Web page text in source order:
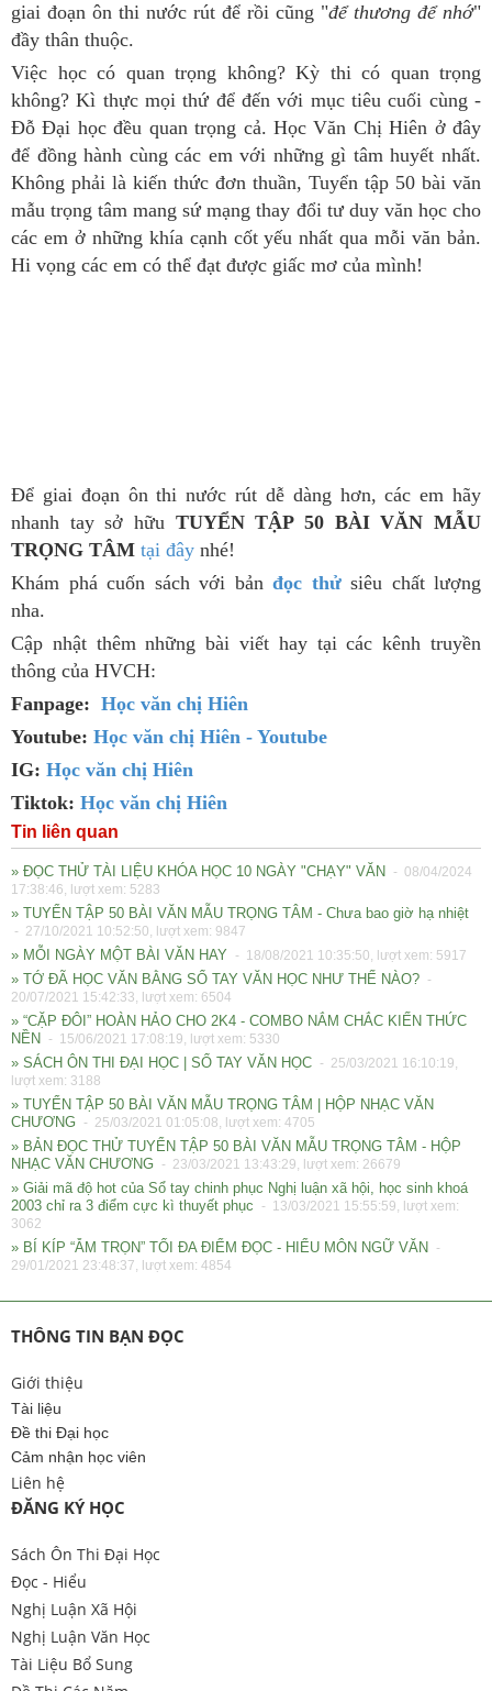
giai đoạn ôn thi nước rút để rồi cũng "để thương để nhớ"
đầy thân thuộc.
Việc học có quan trọng không? Kỳ thi có quan trọng
không? Kì thực mọi thứ để đến với mục tiêu cuối cùng -
Đỗ Đại học đều quan trọng cả. Học Văn Chị Hiên ở đây
để đồng hành cùng các em với những gì tâm huyết nhất.
Không phải là kiến thức đơn thuần, Tuyển tập 50 bài văn
mẫu trọng tâm mang sứ mạng thay đổi tư duy văn học cho
các em ở những khía cạnh cốt yếu nhất qua mỗi văn bản.
Hi vọng các em có thể đạt được giấc mơ của mình!
Để giai đoạn ôn thi nước rút dễ dàng hơn, các em hãy
nhanh tay sở hữu TUYỂN TẬP 50 BÀI VĂN MẪU
TRỌNG TÂM tại đây nhé!
Khám phá cuốn sách với bản đọc thửsiêu chất lượng
nha.
Cập nhật thêm những bài viết hay tại các kênh truyền
thông của HVCH:
Fanpage: Học văn chị Hiên
Youtube: Học văn chị Hiên - Youtube
IG: Học văn chị Hiên
Tiktok: Học văn chị Hiên
Tin liên quan
» ĐỌC THỬ TÀI LIỆU KHÓA HỌC 10 NGÀY "CHẠY" VĂN
- 08/04/2024
17:38:46, lượt xem: 5283
» TUYỂN TẬP 50 BÀI VĂN MẪU TRỌNG TÂM - Chưa bao giờ hạ nhiệt
- 27/10/2021 10:52:50, lượt xem: 9847
» MỖI NGÀY MỘT BÀI VĂN HAY - 18/08/2021 10:35:50, lượt xem: 5917
» TỚ ĐÃ HỌC VĂN BẰNG SỔ TAY VĂN HỌC NHƯ THẾ NÀO? -
20/07/2021 15:42:33, lượt xem: 6504
» “CẶP ĐÔI” HOÀN HẢO CHO 2K4 - COMBO NẮM CHẮC KIẾN THỨC
NỀN
- 15/06/2021 17:08:19, lượt xem: 5330
» SÁCH ÔN THI ĐẠI HỌC | SỔ TAY VĂN HỌC - 25/03/2021 16:10:19,
lượt xem: 3188
» TUYỂN TẬP 50 BÀI VĂN MẪU TRỌNG TÂM | HỘP NHẠC VĂN
CHƯƠNG - 25/03/2021 01:05:08, lượt xem: 4705
» BẢN ĐỌC THỬ TUYỂN TẬP 50 BÀI VĂN MẪU TRỌNG TÂM - HỘP
NHẠC VĂN CHƯƠNG - 23/03/2021 13:43:29, lượt xem: 26679
» Giải mã độ hot của Sổ tay chinh phục Nghị luận xã hội, học sinh khoá
2003 chỉ ra 3 điểm cực kì thuyết phục
- 13/03/2021 15:55:59, lượt xem:
3062
» BÍ KÍP “ẴM TRỌN” TỐI ĐA ĐIỂM ĐỌC - HIỂU MÔN NGỮ VĂN
-
29/01/2021 23:48:37, lượt xem: 4854
THÔNG TIN BẠN ĐỌC
Giới thiệu
Tài liệu
Đề thi Đại học
Cảm nhận học viên
Liên hệ
ĐĂNG KÝ HỌC
Sách Ôn Thi Đại Học
Đọc - Hiểu
Nghị Luận Xã Hội
Nghị Luận Văn Học
Tài Liệu Bổ Sung